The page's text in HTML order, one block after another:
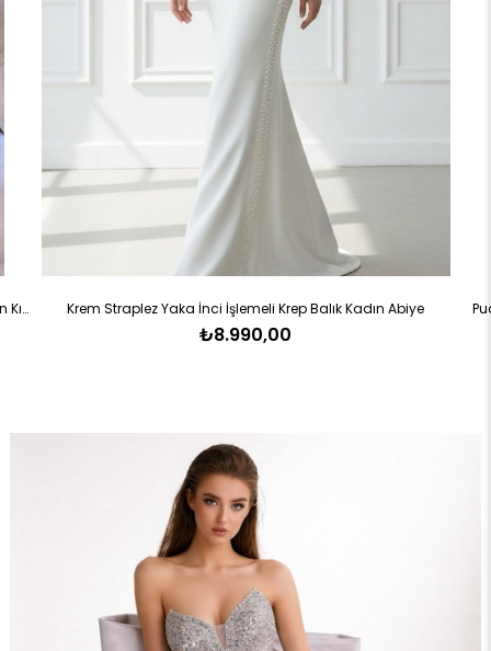
Kahve Straplez Saten Yaka Boncuk İşlemeli Dantel Kadın Kısa Abiye Krem Straplez Yaka İnci İşlemeli Krep Balık Kadın Abiye
₺8.990,00